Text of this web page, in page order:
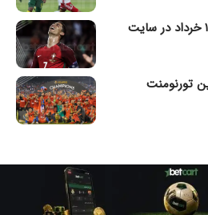
مهم‌ترین مسابقات ورزشی ۱۵ خرداد در سایت
سخت ترین تورنومنت